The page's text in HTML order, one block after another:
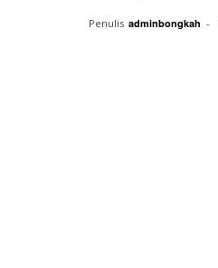
Penulis adminbongkah -